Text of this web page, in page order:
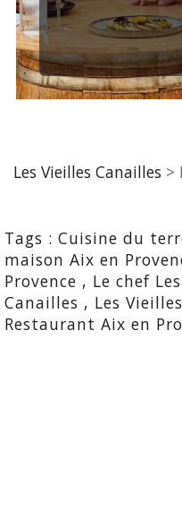
Les Vieilles Canailles >
Tags : Cuisine du
maison Aix en
Provence , Le chef
Canailles , Les
Restaurant Aix en